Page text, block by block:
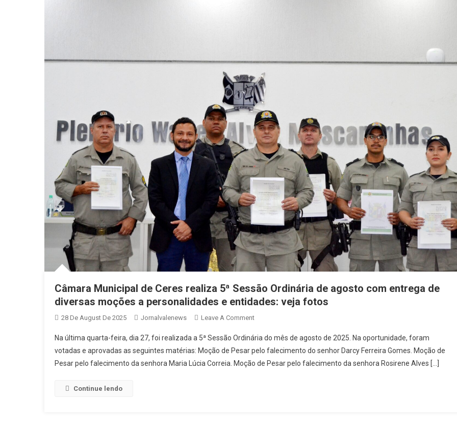
Câmara Municipal de Ceres realiza 5ª Sessão Ordinária de agosto com entrega de
diversas moções a personalidades e entidades: veja fotos
28 De August De 2025 Jornalvalenews Leave A CommentOn
Municipal
De
Ceres
Na última quarta-feira, dia 27, foi realizada a 5ª Sessão Ordinária do mês de agosto de 2025. Na oportunidade, foram
votadas e aprovadas as seguintes matérias: Moção de Pesar pelo falecimento do senhor Darcy Ferreira Gomes. Moção de
Pesar pelo falecimento da senhora Maria Lúcia Correia. Moção de Pesar pelo falecimento da senhora Rosirene Alves […]
Continue lendo